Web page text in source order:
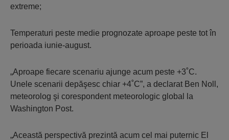
extreme;
Temperaturi peste medie prognozate aproape peste tot în
perioada iunie-august.
„Aproape fiecare scenariu ajunge acum peste +3˚C.
Unele scenarii depăşesc chiar +4˚C”, a declarat Ben Noll,
meteorolog şi corespondent meteorologic global la
Washington Post.
„Această perspectivă prezintă acum cel mai puternic El